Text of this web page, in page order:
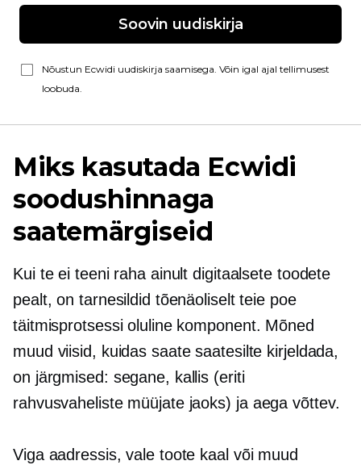
Soovin uudiskirja
Nõustun Ecwidi uudiskirja saamisega. Võin igal ajal tellimusest
loobuda.
Miks kasutada Ecwidi
soodushinnaga
saatemärgiseid
Kui te ei teeni raha ainult digitaalsete toodete
pealt, on tarnesildid tõenäoliselt teie poe
täitmisprotsessi oluline komponent. Mõned
muud viisid, kuidas saate saatesilte kirjeldada,
on järgmised: segane, kallis (eriti
rahvusvaheliste müüjate jaoks) ja aega võttev.
Viga aadressis, vale toote kaal või muud